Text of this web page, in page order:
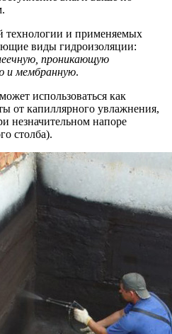
технологии и применяемых
виды гидроизоляции:
проникающую
и мембранную.
может использоваться как
от капиллярного увлажнения,
незначительном напоре
столба).